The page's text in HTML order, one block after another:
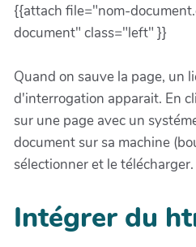
{{attach file="nom-
document" class="left" }}
Quand on sauve la page, un
d'interrogation apparait. En
sur une page avec un
document sur sa machine
sélectionner et le télécharger.
Intégrer du